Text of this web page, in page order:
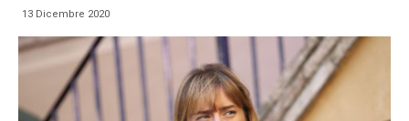
13 Dicembre 2020